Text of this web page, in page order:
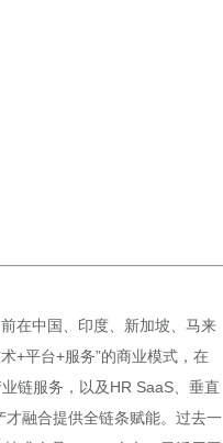
在中国、印度、新加坡、马来
+平台+服务”的商业模式，在
链服务，以及HR SaaS、垂直
融合提供全链条赋能。过去一